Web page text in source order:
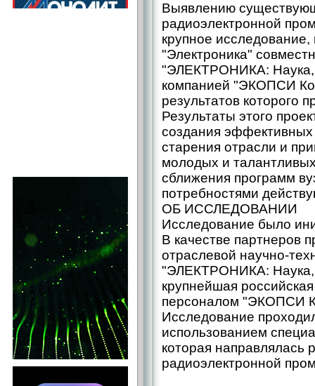
Выявлению
радиоэлектронной
крупное
"Электроника"
"ЭЛЕКТРОНИКА: Наука,
компанией "ЭКОПСИ
результатов которого
Результаты этого
создания
старения отрасли и
молодых и
сближения программ
потребностями
ОБ ИССЛЕДОВАНИИ
Исследование было
В качестве партнеров
отраслевой научно-
"ЭЛЕКТРОНИКА: Наука,
крупнейшая
персоналом "ЭКОПСИ
Исследование
использованием
которая направлялась
радиоэлектронной